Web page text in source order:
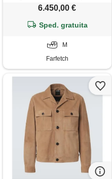
scamosciata - toni neutri
6.450,00 €
Sped. gratuita
M
Farfetch